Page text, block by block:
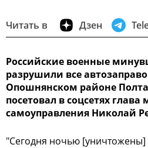
Читать в Дзен
Российские военные
разрушили все
Опошнянском районе
посетовал в соцсетях глава
самоуправления Николай
"Сегодня ночью [уничтожены]